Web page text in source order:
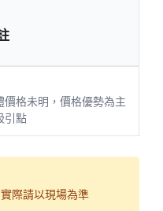
價格未明，價格優勢為主
引點
際請以現場為準